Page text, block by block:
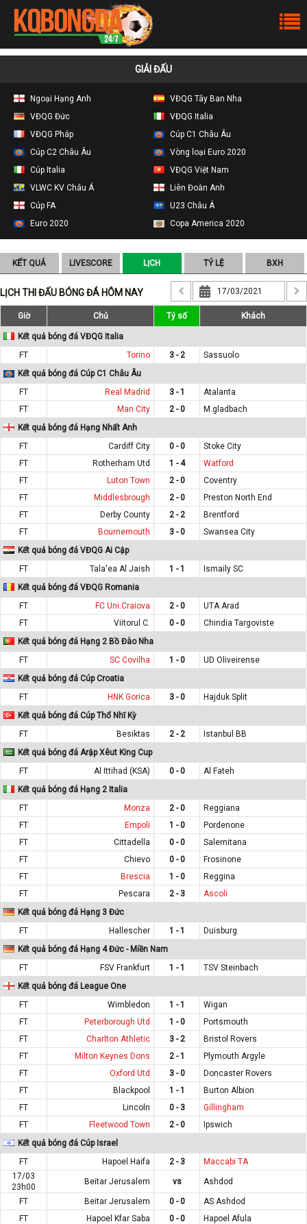
GIẢI ĐẤU
Ngoại Hạng Anh
VĐQG Tây Ban Nha
VĐQG Đức
VĐQG Italia
VĐQG Pháp
Cúp C1 Châu Âu
Cúp C2 Châu Âu
Vòng loại Euro 2020
Cúp Italia
VĐQG Việt Nam
VLWC KV Châu Á
Liên Đoàn Anh
Cúp FA
U23 Châu Á
Euro 2020
Copa America 2020
KẾT QUẢ LIVESCORE LỊCH TỶ LỆ BXH
LỊCH THI ĐẤU BÓNG ĐÁ HÔM NAY
Giờ Chủ Tỷ số Khách
Kết quả bóng đá VĐQG Italia
FT
Torino 3 - 2
Sassuolo
Kết quả bóng đá Cúp C1 Châu Âu
FT
Real Madrid 3 - 1
Atalanta
FT
Man City 2 - 0
M.gladbach
Kết quả bóng đá Hạng Nhất Anh
FT
Cardiff City 0 - 0
Stoke City
FT
Rotherham Utd 1 - 4
Watford
FT
Luton Town 2 - 0
Coventry
FT
Middlesbrough 2 - 0
Preston North End
FT
Derby County 2 - 2
Brentford
FT
Bournemouth 3 - 0
Swansea City
Kết quả bóng đá VĐQG Ai Cập
FT
Tala'ea Al Jaish 1 - 1
Ismaily SC
Kết quả bóng đá VĐQG Romania
FT
FC Uni.Craiova 2 - 0
UTA Arad
FT
Viitorul C. 0 - 0
Chindia Targoviste
Kết quả bóng đá Hạng 2 Bồ Đào Nha
FT
SC Covilha 1 - 0
UD Oliveirense
Kết quả bóng đá Cúp Croatia
FT
HNK Gorica 3 - 0
Hajduk Split
Kết quả bóng đá Cúp Thổ Nhĩ Kỳ
FT
Besiktas 2 - 2
Istanbul BB
Kết quả bóng đá Arập Xêut King Cup
FT
Al Ittihad (KSA) 0 - 0
Al Fateh
Kết quả bóng đá Hạng 2 Italia
FT
Monza 2 - 0
Reggiana
FT
Empoli 1 - 0
Pordenone
FT
Cittadella 0 - 0
Salernitana
FT
Chievo 0 - 0
Frosinone
FT
Brescia 1 - 0
Reggina
FT
Pescara 2 - 3
Ascoli
Kết quả bóng đá Hạng 3 Đức
FT
Hallescher 1 - 1
Duisburg
Kết quả bóng đá Hạng 4 Đức - Miền Nam
FT
FSV Frankfurt 1 - 1
TSV Steinbach
Kết quả bóng đá League One
FT
Wimbledon 1 - 1
Wigan
FT
Peterborough Utd 1 - 0
Portsmouth
FT
Charlton Athletic 3 - 2
Bristol Rovers
FT
Milton Keynes Dons 2 - 1
Plymouth Argyle
FT
Oxford Utd 3 - 0
Doncaster Rovers
FT
Blackpool 1 - 1
Burton Albion
FT
Lincoln 0 - 3
Gillingham
FT
Fleetwood Town 2 - 0
Ipswich
Kết quả bóng đá Cúp Israel
FT
Hapoel Haifa 2 - 3
Maccabi TA
17/03
23h00
Beitar Jerusalem vs Ashdod
FT Beitar Jerusalem 0 - 0
AS Ashdod
FT
Hapoel Kfar Saba 0 - 0
Hapoel Afula